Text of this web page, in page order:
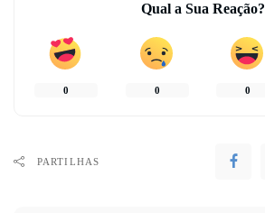
Qual a Sua Reação?
0 0 0
PARTILHAS